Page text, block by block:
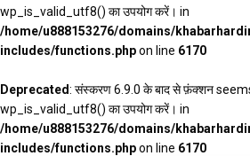
wp_is_valid_utf8() का उपयोग करें। in
/home/u888153276/domains/
includes/functions.phpon line 6170
Deprecated: संस्करण 6.9.0 के बाद से फ़ंक्शन
wp_is_valid_utf8() का उपयोग करें। in
/home/u888153276/domains/
includes/functions.phpon line 6170